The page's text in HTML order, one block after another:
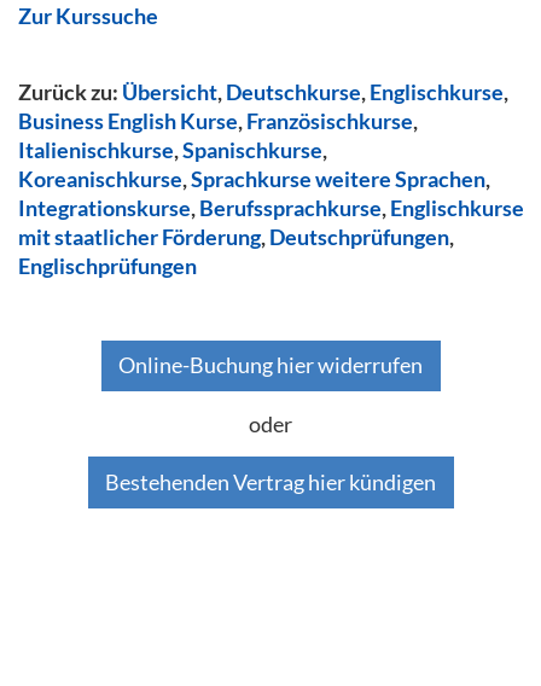
Zur Kurssuche
Zurück zu: Übersicht,Deutschkurse,Englischkurse,
Business English Kurse,Französischkurse,
Italienischkurse,Spanischkurse,
Koreanischkurse,Sprachkurse weitere Sprachen,
Integrationskurse,Berufssprachkurse,Englischkurse
mit staatlicher Förderung,Deutschprüfungen,
Englischprüfungen
Online-Buchung hier widerrufen
oder
Bestehenden Vertrag hier kündigen